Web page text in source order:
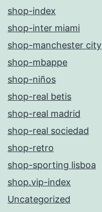
shop-index
shop-inter miami
shop-manchester city
shop-mbappe
shop-niños
shop-real betis
shop-real madrid
shop-real sociedad
shop-retro
shop-sporting lisboa
shop.vip-index
Uncategorized